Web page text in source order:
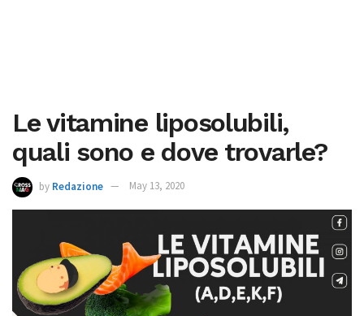
Le vitamine liposolubili,
quali sono e dove trovarle?
by Redazione May 13, 2020